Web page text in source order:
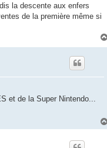
la descente aux enfers
de la première même si
et de la Super Nintendo...